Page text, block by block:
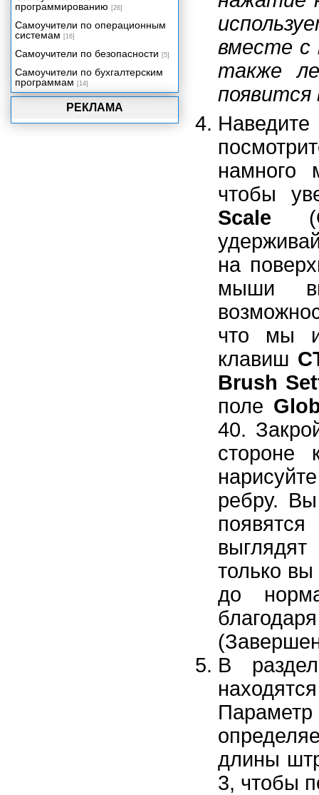
вместе с
также
намного
чтобы
Scale
на
мыши
что мы и
клавиш
Brush
поле
40.
стороне
ребру. Вы
только
до
В
длины
3, чтобы
РЕКЛАМА
программированию [26]
Самоучители по операционным
системам [16]
Самоучители по безопасности [5]
Самоучители по бухгалтерским
программам [14]